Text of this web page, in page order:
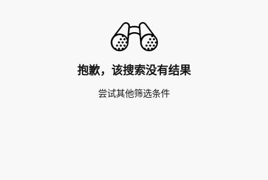
抱歉，该搜索没有结果
尝试其他筛选条件